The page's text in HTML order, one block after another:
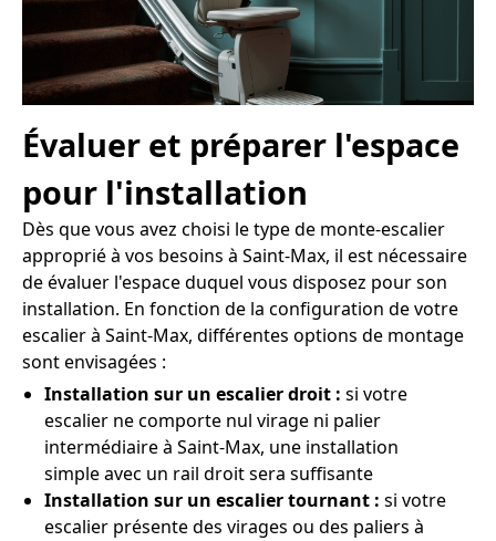
Évaluer et préparer l'espace
pour l'installation
Dès que vous avez choisi le type de monte-escalier
approprié à vos besoins à Saint-Max, il est nécessaire
de évaluer l'espace duquel vous disposez pour son
installation. En fonction de la configuration de votre
escalier à Saint-Max, différentes options de montage
sont envisagées :
Installation sur un escalier droit : si votre
escalier ne comporte nul virage ni palier
intermédiaire à Saint-Max, une installation
simple avec un rail droit sera suffisante
Installation sur un escalier tournant : si votre
escalier présente des virages ou des paliers à